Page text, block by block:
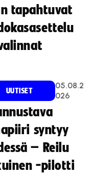
tapahtuvat
UUTISET
05.08.2
026
syntyy
– Reilu
-pilotti